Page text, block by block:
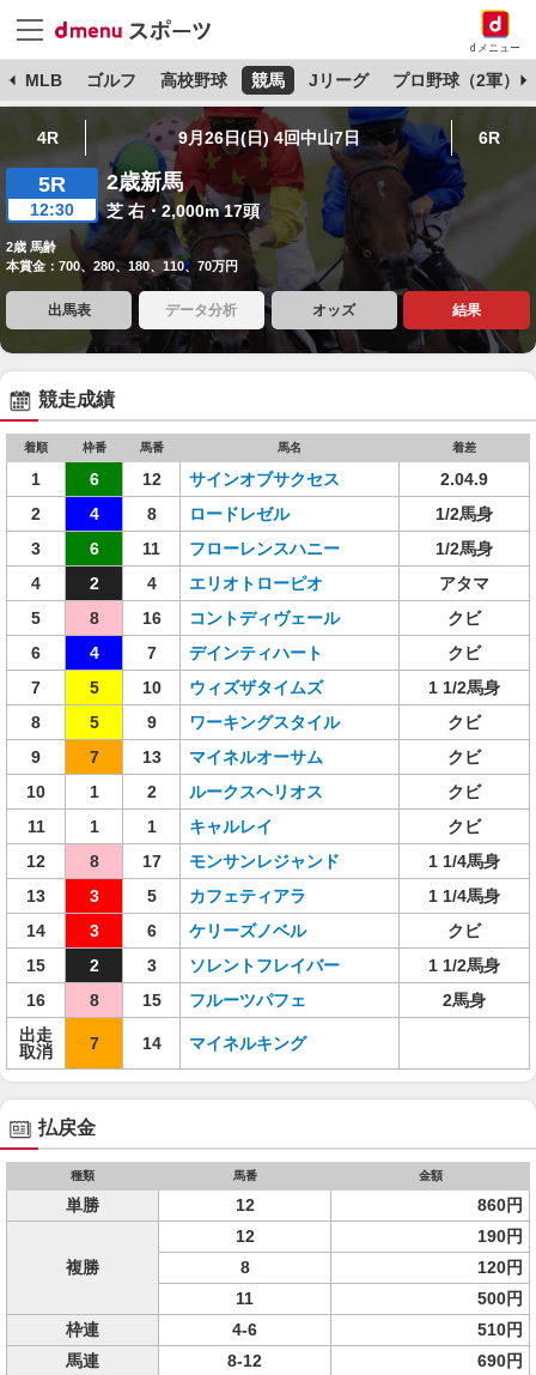
dメニュー
MLB ゴルフ 高校野球 競馬 Jリーグ プロ野球（2軍）
4R 9月26日(日) 4回中山7日 6R
5R
12:30
2歳新馬
芝 右・2,000m 17頭
2歳 馬齢
本賞金：700、280、180、110、70万円
出馬表 データ分析 オッズ 結果
競走成績
着順 枠番 馬番 馬名 着差
1 6 12 サインオブサクセス
2.04.9
2
4 8 ロードレゼル
1/2馬身
3
6 11 フローレンスハニー
1/2馬身
4
2 4 エリオトローピオ
アタマ
5
8 16 コントディヴェール
クビ
6
4 7 デインティハート
クビ
7
5 10 ウィズザタイムズ
1 1/2馬身
8
5 9 ワーキングスタイル
クビ
9
7 13 マイネルオーサム
クビ
10
1 2 ルークスヘリオス
クビ
11
1 1 キャルレイ
クビ
12
8 17 モンサンレジャンド
1 1/4馬身
13
3 5 カフェティアラ
1 1/4馬身
14
3 6 ケリーズノベル
クビ
15
2 3 ソレントフレイバー
1 1/2馬身
16
8 15 フルーツパフェ
2馬身
出走
取消
7 14 マイネルキング
払戻金
種類 馬番 金額
単勝 12 860円
複勝
12
190円
8
120円
11
500円
枠連
4-6
510円
馬連
8-12 690円